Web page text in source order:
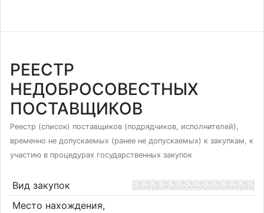
РЕЕСТР
НЕДОБРОСОВЕСТНЫХ
ПОСТАВЩИКОВ
Реестр (список) поставщиков (подрядчиков, исполнителей),
временно не допускаемых (ранее не допускаемых) к закупкам, к
участию в процедурах государственных закупок
Вид закупок
Место нахождения,